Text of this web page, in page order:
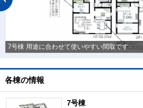
7号棟 用途に合わせて使いやすい間取です
各棟の情報
7号棟